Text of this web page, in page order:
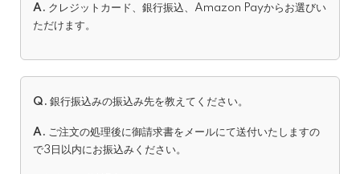
A. クレジットカード、銀行振込、Amazon Payからお選びい
ただけます。
Q. 銀行振込みの振込み先を教えてください。
A. ご注文の処理後に御請求書をメールにて送付いたしますの
で3日以内にお振込みください。